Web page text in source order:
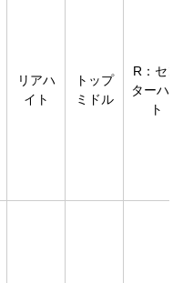
リアハ
イト
トップ
ミドル
R：セン
ターハイ
ト